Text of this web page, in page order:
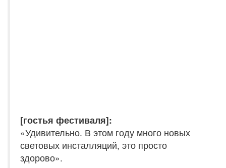
[гостья фестиваля]:
«Удивительно. В этом году много новых
световых инсталляций, это просто
здорово».